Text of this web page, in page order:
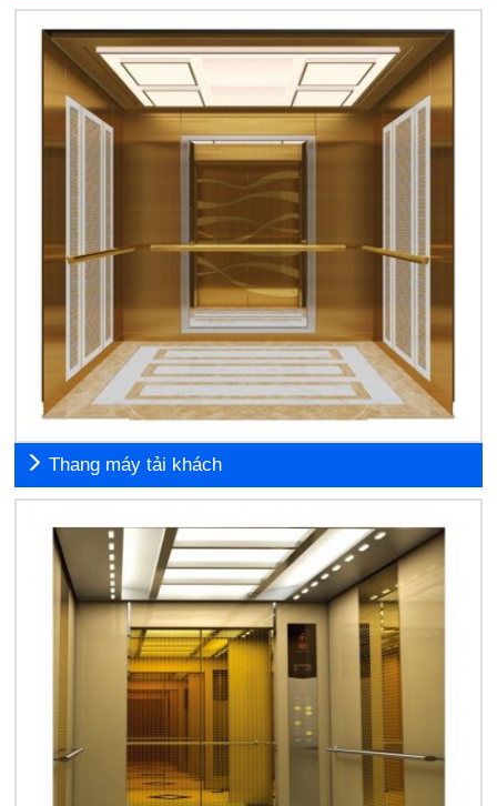
Thang máy tải khách